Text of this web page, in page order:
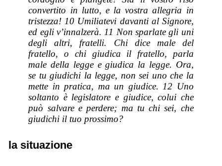
convertito in lutto, e la vostra allegria in
tristezza! 10 Umiliatevi davanti al Signore,
ed egli v’innalzerà. 11 Non sparlate gli uni
degli altri, fratelli. Chi dice male del
fratello, o chi giudica il fratello, parla
male della legge e giudica la legge. Ora,
se tu giudichi la legge, non sei uno che la
mette in pratica, ma un giudice. 12 Uno
soltanto è legislatore e giudice, colui che
può salvare e perdere; ma tu chi sei, che
giudichi il tuo prossimo?
la situazione